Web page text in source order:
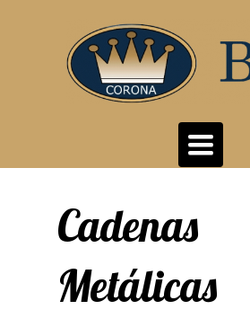
Toggle
navigation
Cadenas
Metálicas